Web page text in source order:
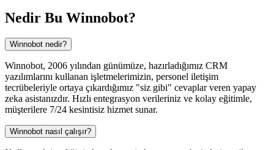
Nedir Bu Winnobot?
Winnobot nedir?
Winnobot, 2006 yılından günümüze, hazırladığımız CRM
yazılımlarını kullanan işletmelerimizin, personel iletişim
tecrübeleriyle ortaya çıkardığımız "siz gibi" cevaplar veren yapay
zeka asistanızdır. Hızlı entegrasyon verileriniz ve kolay eğitimle,
müşterilere 7/24 kesintisiz hizmet sunar.
Winnobot nasıl çalışır?